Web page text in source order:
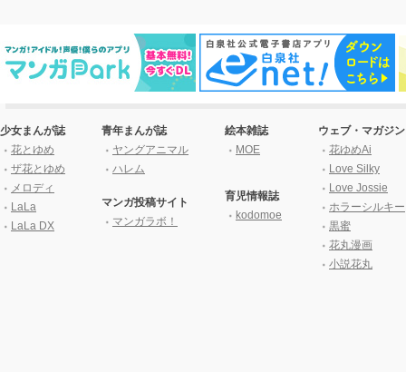
少女まんが誌
花とゆめ
ザ花とゆめ
メロディ
LaLa
LaLa DX
青年まんが誌
ヤングアニマル
ハレム
マンガ投稿サイト
マンガラボ！
絵本雑誌
MOE
育児情報誌
kodomoe
ウェブ・マガジン
花ゆめAi
Love Silky
Love Jossie
ホラーシルキー
黒蜜
花丸漫画
小説花丸